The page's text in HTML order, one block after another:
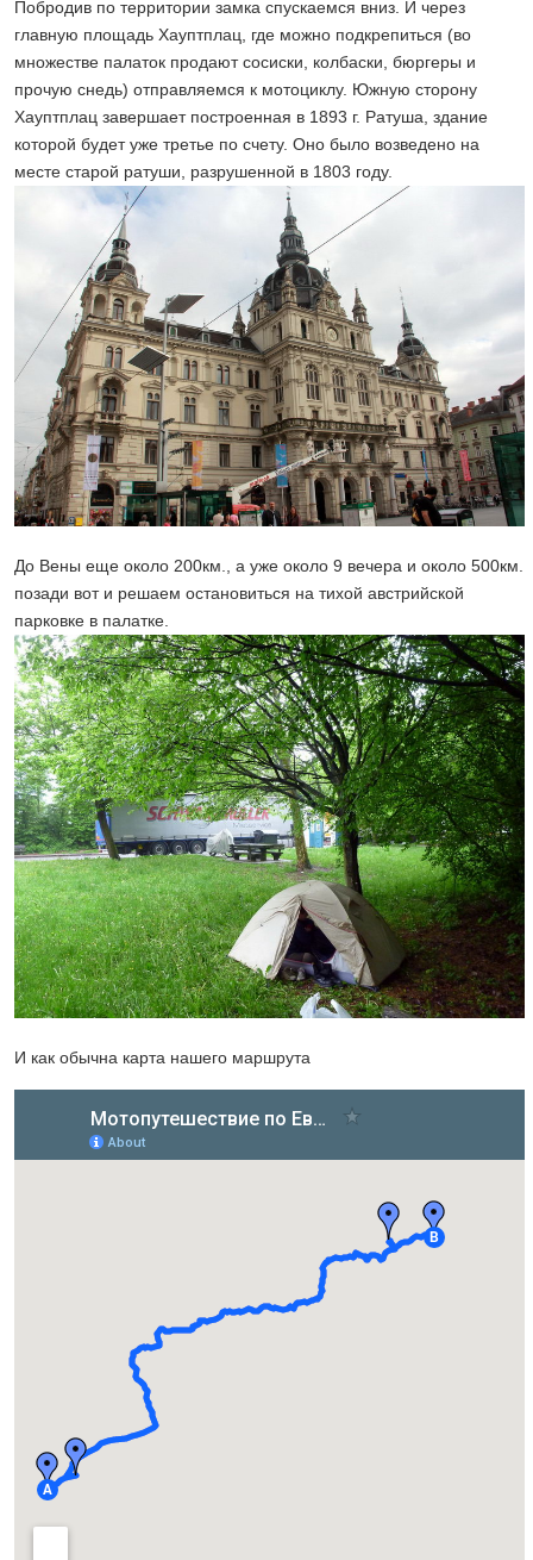
Побродив по территории замка спускаемся вниз. И через
главную площадь Хауптплац, где можно подкрепиться (во
множестве палаток продают сосиски, колбаски, бюргеры и
прочую снедь) отправляемся к мотоциклу. Южную сторону
Хауптплац завершает построенная в 1893 г. Ратуша, здание
которой будет уже третье по счету. Оно было возведено на
месте старой ратуши, разрушенной в 1803 году.
До Вены еще около 200км., а уже около 9 вечера и около 500км.
позади вот и решаем остановиться на тихой австрийской
парковке в палатке.
И как обычна карта нашего маршрута